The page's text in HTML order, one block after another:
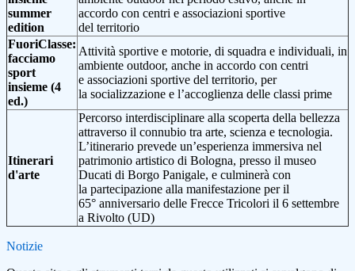
summer
edition
accordo con centri e associazioni sportive
del territorio
FuoriClasse:
facciamo
sport
insieme (4
ed.)
Attività sportive e motorie, di squadra e individuali, in
ambiente outdoor, anche in accordo con centri
e associazioni sportive del territorio, per
la socializzazione e l’accoglienza delle classi prime
Itinerari
d'arte
Percorso interdisciplinare alla scoperta della bellezza
attraverso il connubio tra arte, scienza e tecnologia.
L’itinerario prevede un’esperienza immersiva nel
patrimonio artistico di Bologna, presso il museo
Ducati di Borgo Panigale, e culminerà con
la partecipazione alla manifestazione per il
65° anniversario delle Frecce Tricolori il 6 settembre
a Rivolto (UD)
Notizie